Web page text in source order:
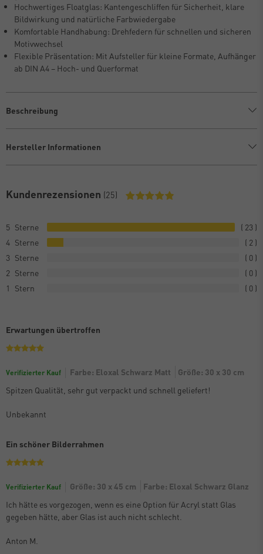
Hochwertiges Floatglas: Kantengeschliffen für Sicherheit, klare
Bildwirkung und natürliche Farbwiedergabe
Komfortable Handhabung: Drehfedern für schnellen und sicheren
Motivwechsel
Flexible Präsentation: Mit Aufsteller für kleine Formate, Aufhänger
ab DIN A4 – Hoch- und Querformat
Beschreibung
Hersteller Informationen
Kundenrezensionen (25)
5
23
4
2
3
0
2
0
1
0
Erwartungen übertroffen
Verifizierter Kauf Farbe: Eloxal Schwarz Matt
Größe: 30 x 30 cm
Spitzen Qualität, sehr gut verpackt und schnell geliefert!
Unbekannt
Ein schöner Bilderrahmen
Verifizierter Kauf Größe: 30 x 45 cm
Farbe: Eloxal Schwarz Glanz
Ich hätte es vorgezogen, wenn es eine Option für Acryl statt Glas
gegeben hätte, aber Glas ist auch nicht schlecht.
Anton M.